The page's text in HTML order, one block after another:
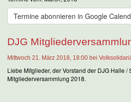
Termine abonnieren in Google
DJG
Mittwoch 21. März 2018, 18:00 bei
Liebe Mitglieder, der Vorstand der DJG Halle /
Mitgliederversammlung 2018.